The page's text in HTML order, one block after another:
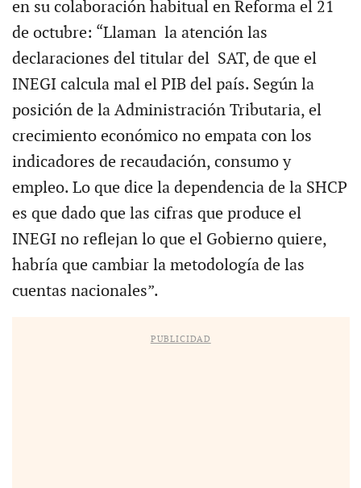
en su colaboración habitual en Reforma el 21
de octubre: “Llaman la atención las
declaraciones del titular del SAT, de que el
INEGI calcula mal el PIB del país. Según la
posición de la Administración Tributaria, el
crecimiento económico no empata con los
indicadores de recaudación, consumo y
empleo. Lo que dice la dependencia de la SHCP
es que dado que las cifras que produce el
INEGI no reflejan lo que el Gobierno quiere,
habría que cambiar la metodología de las
cuentas nacionales”.
PUBLICIDAD